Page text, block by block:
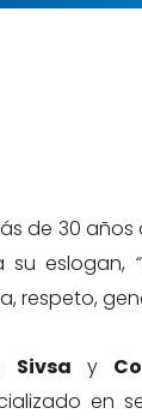
de 30
su eslogan,
respeto,
Sivsa y
en